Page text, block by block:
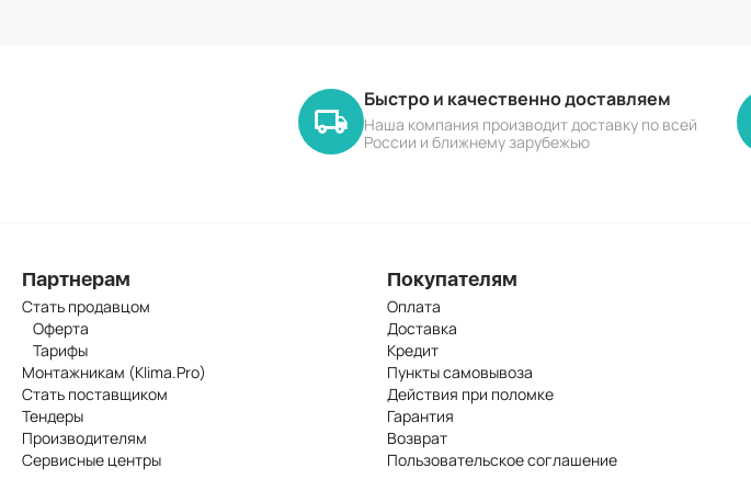
Быстро и качественно доставляем
Наша компания производит доставку по всей
России и ближнему зарубежью
Партнерам
Стать продавцом
Оферта
Тарифы
Монтажникам (Klima.Pro)
Стать поставщиком
Тендеры
Производителям
Сервисные центры
Покупателям
Оплата
Доставка
Кредит
Пункты самовывоза
Действия при поломке
Гарантия
Возврат
Пользовательское соглашение